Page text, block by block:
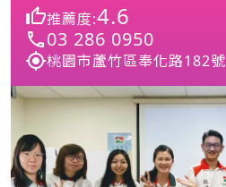
推薦度:4.6
03 286 0950
桃園市蘆竹區奉化路182號